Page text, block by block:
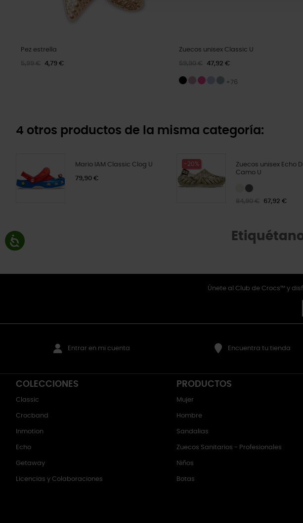
Pez estrella
5,99 € 4,79 €
Zuecos unisex Classic U
59,90 € 47,92 €
+76
4 otros productos de la misma categoría:
Mario IAM Classic Clog U
79,90 €
-20%
Zuecos unisex Echo
Camo U
84,90 € 67,92 €
Únete al Club de Crocs™ y
Entrar en mi cuenta Encuentra tu tienda
COLECCIONES
Classic
Crocband
Inmotion
Echo
Getaway
Licencias y Colaboraciones
PRODUCTOS
Mujer
Hombre
Sandalias
Zuecos Sanitarios - Profesionales
Niños
Botas